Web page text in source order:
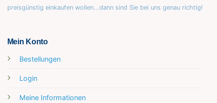
preisgünstig einkaufen wollen...dann sind Sie bei uns genau richtig!
Mein Konto
Bestellungen
Login
Meine Informationen